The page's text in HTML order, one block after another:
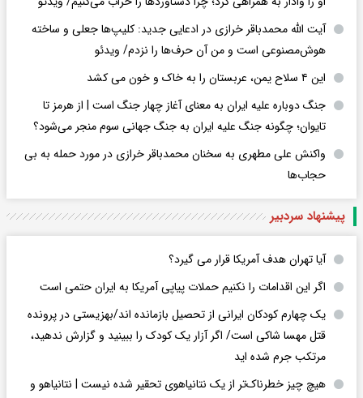
آیت الله محمدباقر خرازی در ادعایی جدید: کلیپ‌ها جعلی و ساخته
هوش‌مصنوعی است و من آن حرف‌ها را نزدم/ ویدئو
این ۴ سلاح یمن، عربستان را به خاک و خون می کشد
جنگ دوباره علیه ایران به معنای آغاز چهار جنگ است | از هرمز تا
تایوان؛ چگونه جنگ علیه ایران به جنگ جهانی سوم منجر می‌شود؟
واکنش علی مطهری به سخنان محمدباقر خرازی در مورد حمله به بی
حجاب‌ها
پیشنهاد سردبیر
آیا تهران هدف آمریکا قرار می گیرد؟
اگر این اقدامات را نکنیم حملات پیاپی آمریکا به ایران حتمی است
یک چهارم کودکان ایرانی از تحصیل بازمانده اند/بهزیستی در پرونده
قتل مهسا شاکی است/ اگر آزار یک کودک را ببینید و گزارش ندهید،
مرتکب جرم شده اید
هیچ چیز خطرناک‌تر از یک نتانیاهوی تحقیر شده نیست | نتانیاهو و